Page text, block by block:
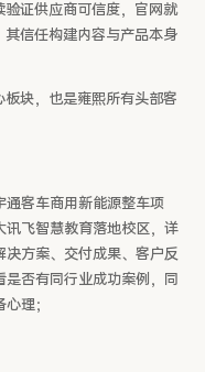
证供应商可信度，官网就
信任构建内容与产品本身
块，也是雍熙所有头部客
通客车商用新能源整车项
讯飞智慧教育落地校区，详
方案、交付成果、客户反
否有同行业成功案例，同
理；